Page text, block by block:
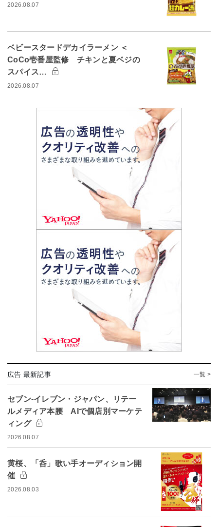
2026.08.07
ベビースタードデカイラーメン ＜
CoCo壱番屋監修 チキンと夏ベジの
スパイス…
2026.08.07
広告 最新記事 一覧 >
セブン-イレブン・ジャパン、リテー
ルメディア本腰 AIで個店別マーケテ
ィング
2026.08.07
黄桜、「呑」歌い手オーディション開
催
2026.08.03